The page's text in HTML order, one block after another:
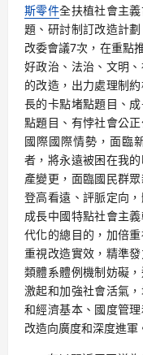
斯零件全扶植社會主
題、研討制訂改造計
改委會議7次，在重點
好政治、法治、文明
的改造，出力處理制
長的卡點堵點題目、
點題目、有悖社會公
國際國際情勢，面臨
者，將永遠被困在我
產變更，面臨國民群
登高看遠、評脈定向
成長中國特點社會主
代化的總目的，加倍
重視改造實效，精準
類體系體例機制妨礙
激起和加強社會活氣
和經濟基本、國度管
改造向廣度和深度進軍